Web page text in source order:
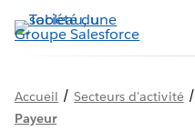
Aller
au
Accueil /Secteurs d'activité/
Payeur